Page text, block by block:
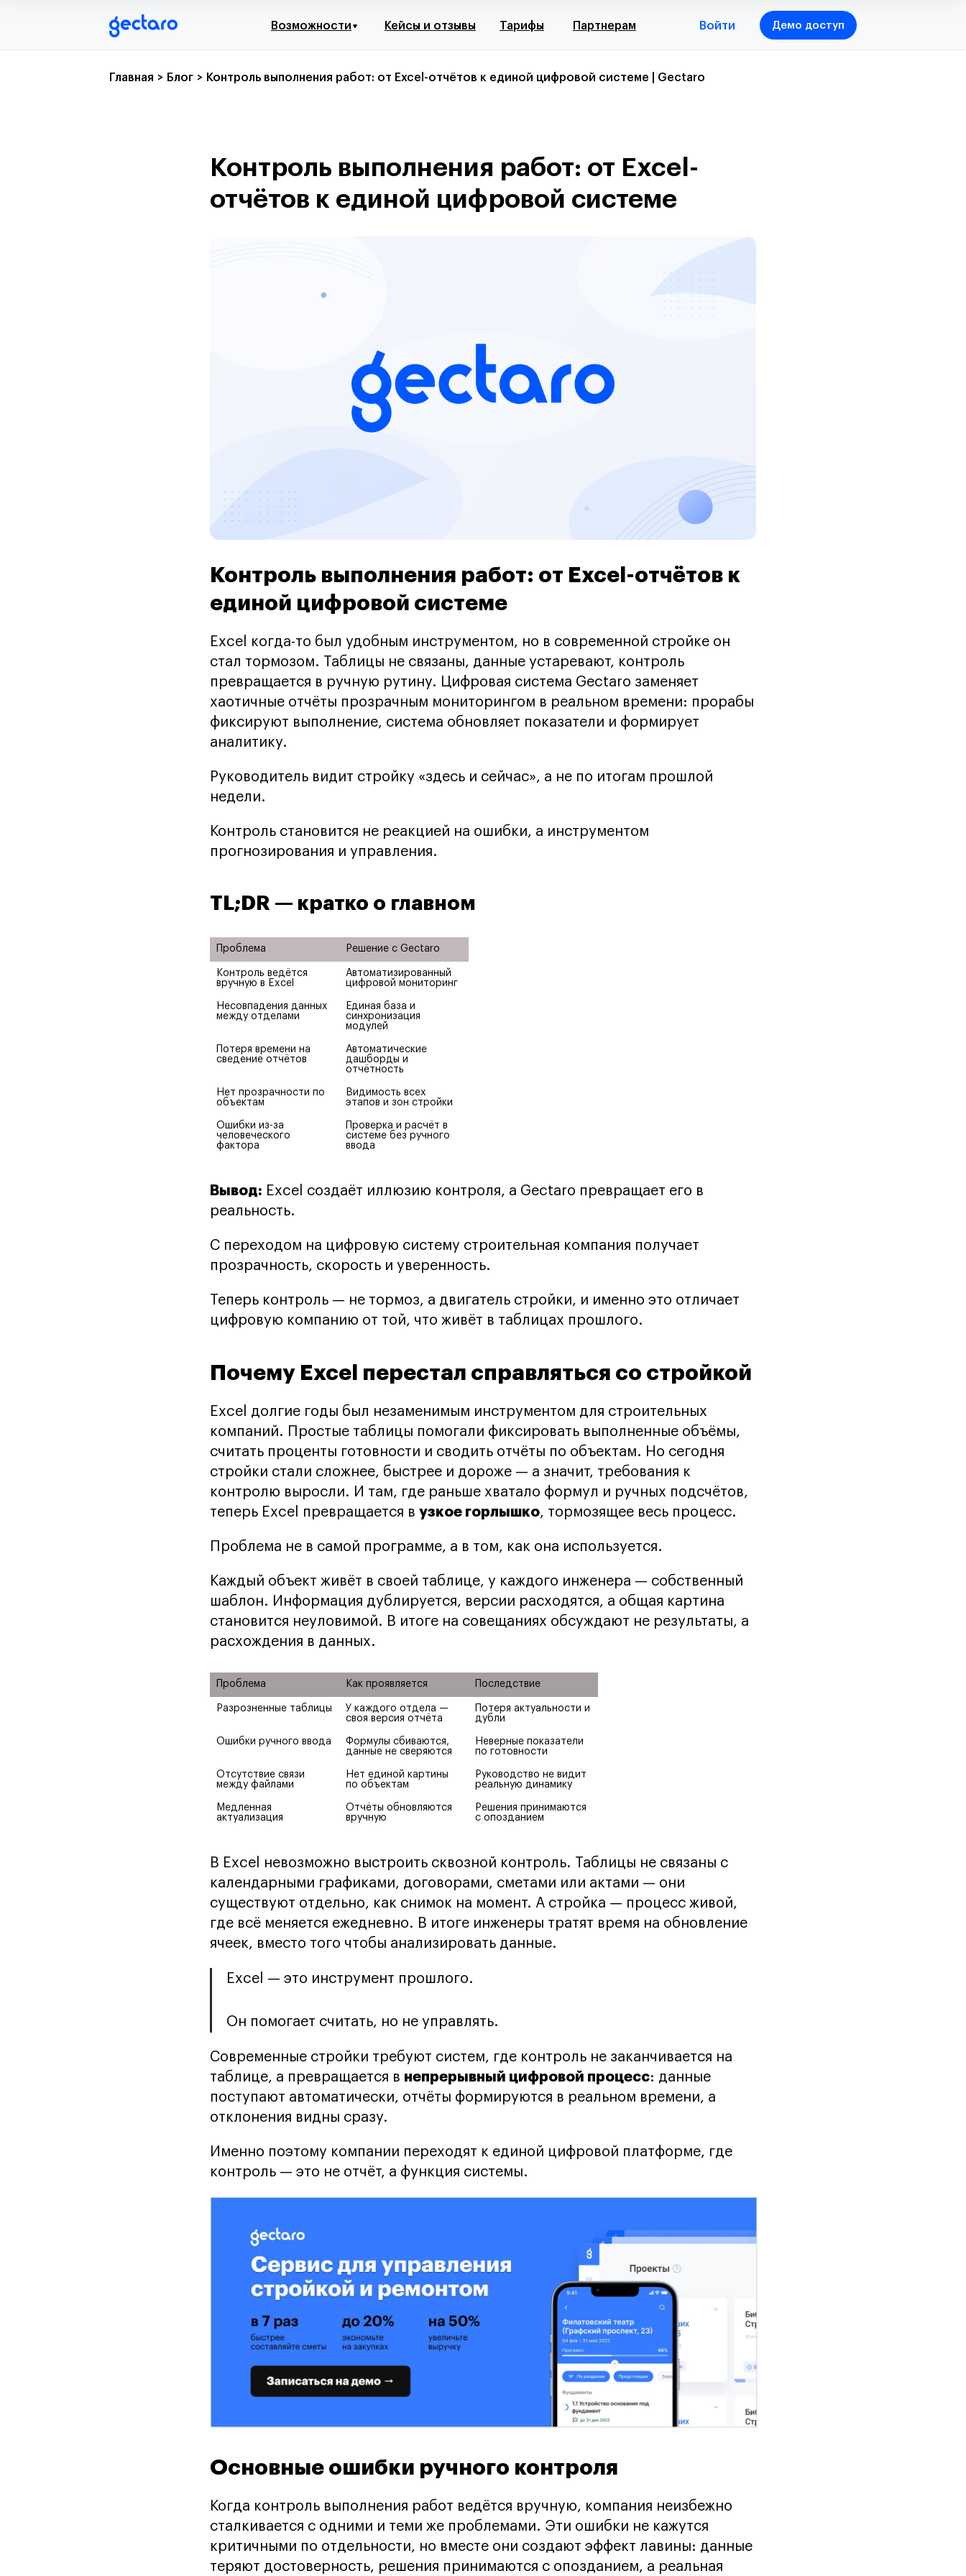
Возможности Демо доступ
Войти
Кейсы и отзывы Тарифы Партнерам
Главная > Блог > Контроль выполнения работ: от Excel-отчётов к единой цифровой системе | Gectaro
Контроль выполнения работ: от Excel-
отчётов к единой цифровой системе
Контроль выполнения работ: от Excel-отчётов к
единой цифровой системе
Excel когда-то был удобным инструментом, но в современной стройке он
стал тормозом. Таблицы не связаны, данные устаревают, контроль
превращается в ручную рутину. Цифровая система Gectaro заменяет
хаотичные отчёты прозрачным мониторингом в реальном времени: прорабы
фиксируют выполнение, система обновляет показатели и формирует
аналитику.
Руководитель видит стройку «здесь и сейчас», а не по итогам прошлой
недели.
Контроль становится не реакцией на ошибки, а инструментом
прогнозирования и управления.
TL;DR — кратко о главном
Проблема Решение с Gectaro
Контроль ведётся
вручную в Excel
Автоматизированный
цифровой мониторинг
Несовпадения данных
между отделами
Единая база и
синхронизация
модулей
Потеря времени на
сведение отчётов
Автоматические
дашборды и
отчётность
Нет прозрачности по
объектам
Видимость всех
этапов и зон стройки
Ошибки из-за
человеческого
фактора
Проверка и расчёт в
системе без ручного
ввода
Вывод: Excel создаёт иллюзию контроля, а Gectaro превращает его в
реальность.
С переходом на цифровую систему строительная компания получает
прозрачность, скорость и уверенность.
Теперь контроль — не тормоз, а двигатель стройки, и именно это отличает
цифровую компанию от той, что живёт в таблицах прошлого.
Почему Excel перестал справляться со стройкой
Excel долгие годы был незаменимым инструментом для строительных
компаний. Простые таблицы помогали фиксировать выполненные объёмы,
считать проценты готовности и сводить отчёты по объектам. Но сегодня
стройки стали сложнее, быстрее и дороже — а значит, требования к
контролю выросли. И там, где раньше хватало формул и ручных подсчётов,
теперь Excel превращается в узкое горлышко, тормозящее весь процесс.
Проблема не в самой программе, а в том, как она используется.
Каждый объект живёт в своей таблице, у каждого инженера — собственный
шаблон. Информация дублируется, версии расходятся, а общая картина
становится неуловимой. В итоге на совещаниях обсуждают не результаты, а
расхождения в данных.
Проблема Как проявляется Последствие
Разрозненные таблицы
У каждого отдела —
своя версия отчёта
Потеря актуальности и
дубли
Ошибки ручного ввода
Формулы сбиваются,
данные не сверяются
Неверные показатели
по готовности
Отсутствие связи
между файлами
Нет единой картины
по объектам
Руководство не видит
реальную динамику
Медленная
актуализация
Отчёты обновляются
вручную
Решения принимаются
с опозданием
В Excel невозможно выстроить сквозной контроль. Таблицы не связаны с
календарными графиками, договорами, сметами или актами — они
существуют отдельно, как снимок на момент. А стройка — процесс живой,
где всё меняется ежедневно. В итоге инженеры тратят время на обновление
ячеек, вместо того чтобы анализировать данные.
Excel — это инструмент прошлого.
Он помогает считать, но не управлять.
Современные стройки требуют систем, где контроль не заканчивается на
таблице, а превращается в непрерывный цифровой процесс: данные
поступают автоматически, отчёты формируются в реальном времени, а
отклонения видны сразу.
Именно поэтому компании переходят к единой цифровой платформе, где
контроль — это не отчёт, а функция системы.
Основные ошибки ручного контроля
Когда контроль выполнения работ ведётся вручную, компания неизбежно
сталкивается с одними и теми же проблемами. Эти ошибки не кажутся
критичными по отдельности, но вместе они создают эффект лавины: данные
теряют достоверность, решения принимаются с опозданием, а реальная